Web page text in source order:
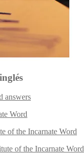
answers
Word
of the Incarnate Word
of the Incarnate Word